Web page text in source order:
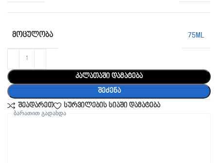
ᲛᲝᲪᲣᲚᲝᲑᲐ 75ML
კალათაში დამატება
შეძენა
შეადარეთ სურვილების სიაში დამატება
ბარათით გადახდა